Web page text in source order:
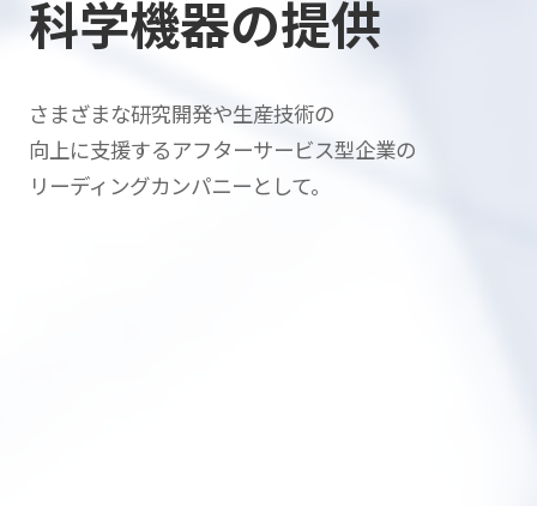
科学機器の提供
さまざまな研究開発や生産技術の
向上に支援するアフターサービス型企業の
リーディングカンパニーとして。